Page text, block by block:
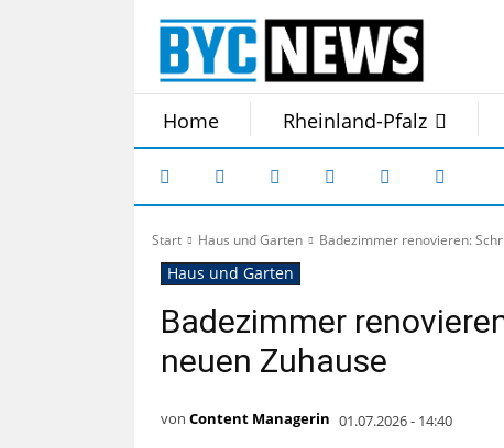
Home Rheinland-Pfalz
Start Haus und Garten Badezimmer renovieren:
Haus und Garten
Badezimmer
neuen Zuhause
von Content Managerin 01.07.2026 - 14:40